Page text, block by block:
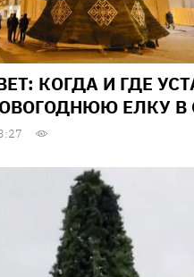
КОГДА И ГДЕ
ЕЛКУ В